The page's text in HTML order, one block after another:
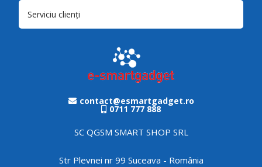
Serviciu clienți
contact@esmartgadget.ro
0711 777 888
SC QGSM SMART SHOP SRL
Str Plevnei nr 99 Suceava - România